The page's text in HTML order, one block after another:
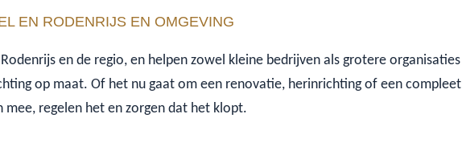
EN RODENRIJS EN OMGEVING
en de regio, en helpen zowel kleine bedrijven als grotere organisaties
op maat. Of het nu gaat om een renovatie, herinrichting of een compleet
regelen het en zorgen dat het klopt.